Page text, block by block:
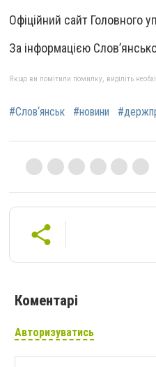
Офіційний сайт Головного
За інформацією
Якщо ви помітили помилку, виділіть
#Слов‘янськ #новини
Коментарі
Авторизуватись